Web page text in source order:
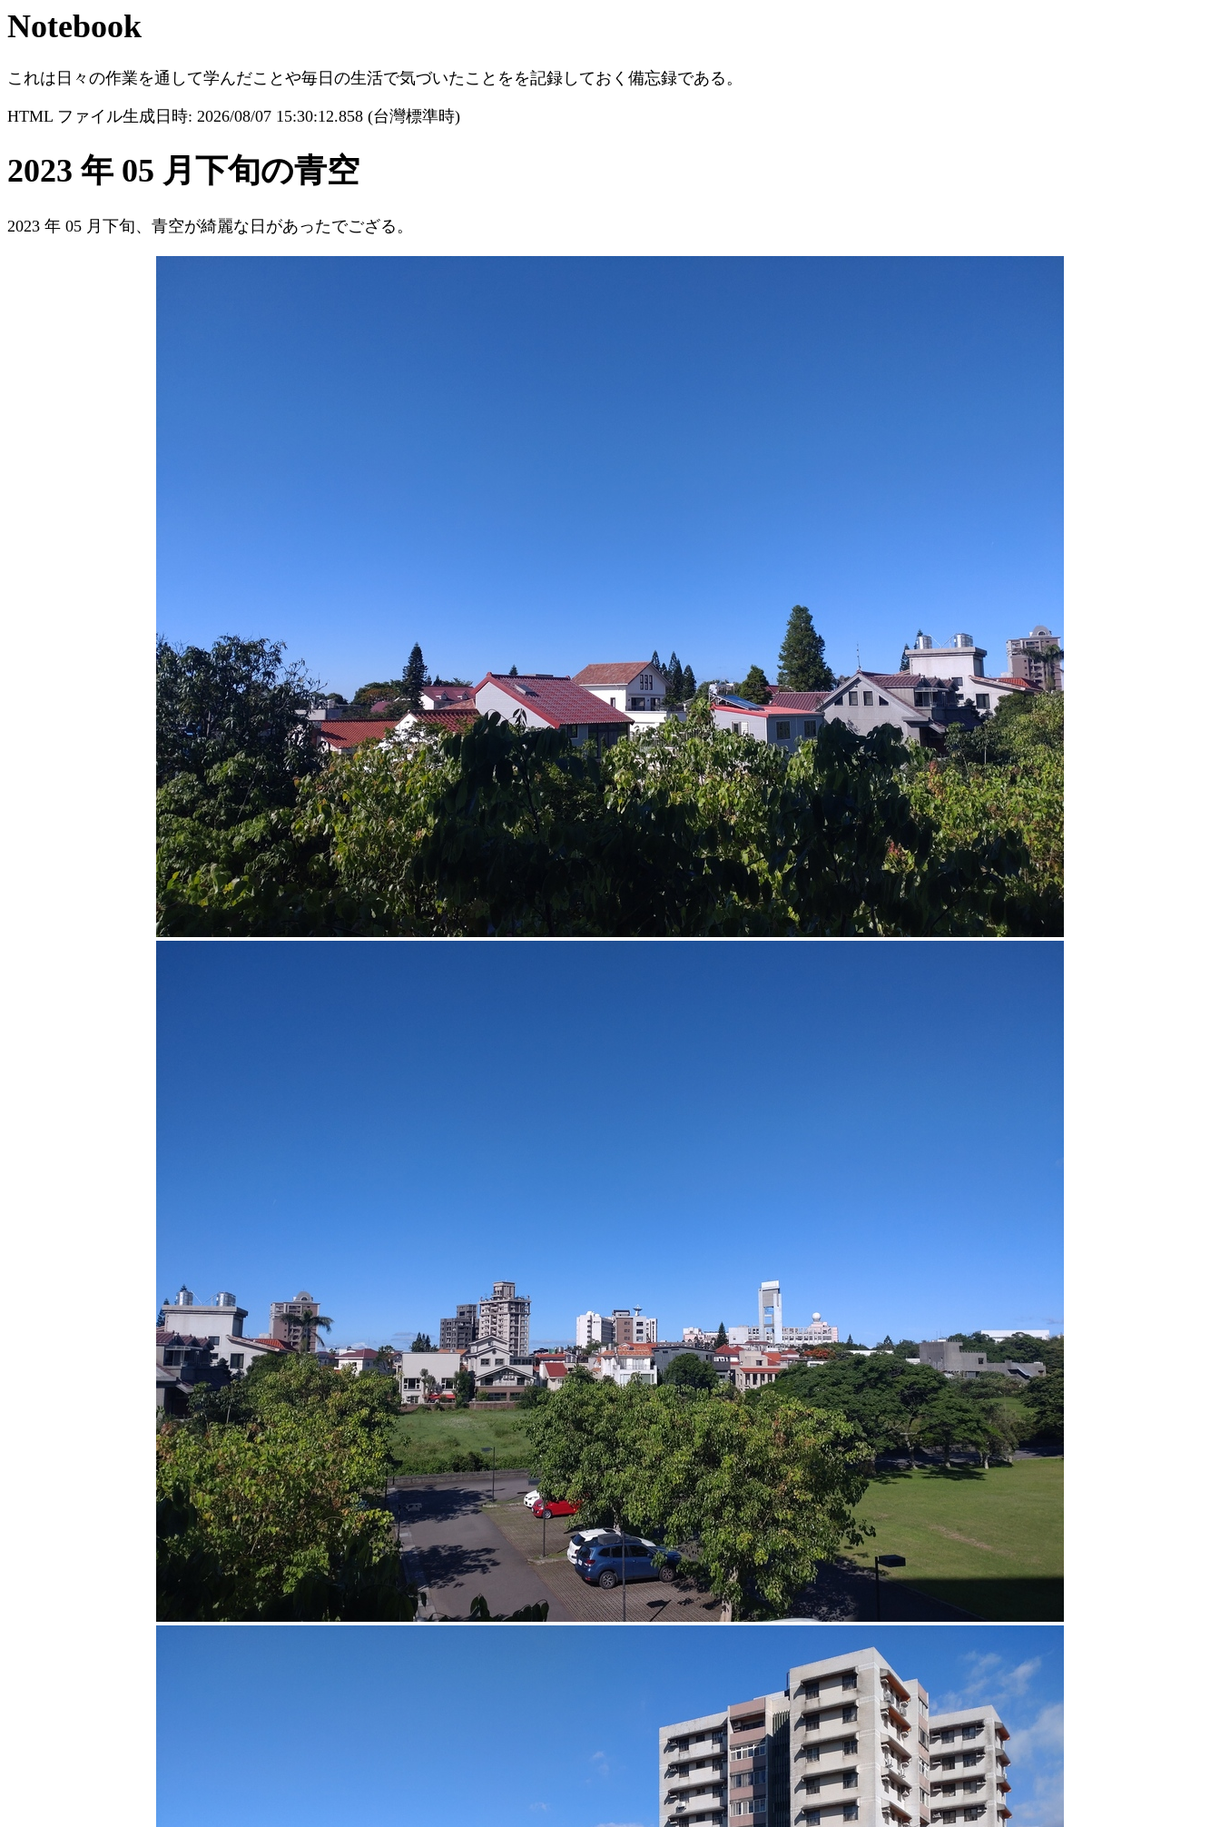
Notebook
これは日々の作業を通して学んだことや毎日の生活で気づいたことをを記録しておく備忘録である。
HTML ファイル生成日時: 2026/08/07 15:30:12.858 (台灣標準時)
2023 年 05 月下旬の青空
2023 年 05 月下旬、青空が綺麗な日があったでござる。